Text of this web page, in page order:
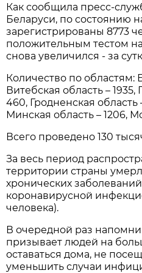
Как сообщила пресс-
Беларуси, по состоянию
зарегистрированы 8773
положительным тестом
снова увеличился - за
Количество по областям:
Витебская область – 1935,
460, Гродненская область
Минская область – 1206,
Всего проведено 130
За весь период
территории страны
хронических
коронавирусной
человека).
В очередной раз
призывает людей на
оставаться дома, не
уменьшить случаи